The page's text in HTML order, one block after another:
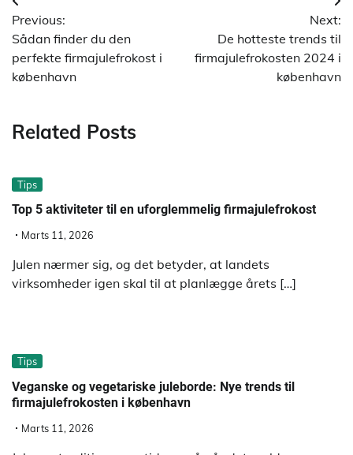
Previous:
Sådan finder du den
perfekte firmajulefrokost i
københavn
Next:
De hotteste trends til
firmajulefrokosten 2024 i
københavn
Related Posts
Tips
Top 5 aktiviteter til en uforglemmelig firmajulefrokost
Marts 11, 2026
Julen nærmer sig, og det betyder, at landets
virksomheder igen skal til at planlægge årets […]
Tips
Veganske og vegetariske juleborde: Nye trends til
firmajulefrokosten i københavn
Marts 11, 2026